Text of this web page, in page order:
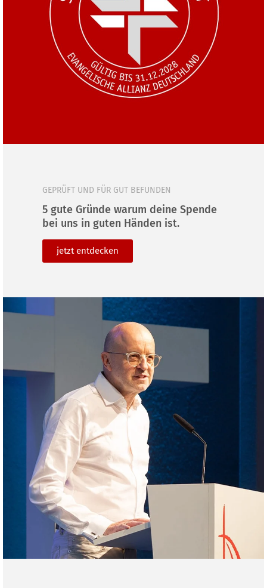
GEPRÜFT UND FÜR GUT BEFUNDEN
5 gute Gründe warum deine Spende
bei uns in guten Händen ist.
jetzt ent­de­cken